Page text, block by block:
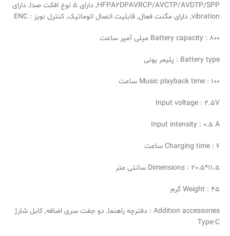
HFPA2DPAVRCP/AVCTP/AVDTP/SPP, دارای 5 نوع افکت صدا, دارای
vibration, دارای مگنت فعال, قابلیت اتصال اتوماتیک, کنترل نویز : ENC
Battery capacity : 800 میلی آمپر ساعت
Battery type : پلیمر یونی
Music playback time : 100 ساعت
Input voltage : 2.5V
Input intensity : 0.5 A
Charging time : 6 ساعت
Dimensions : 20.5*11.5 سانتی متر
Weight : ۴۵ گرم
Addition accessories : دفترچه راهنما, دو جفت سری اضافه, کابل شارژ
Type-C